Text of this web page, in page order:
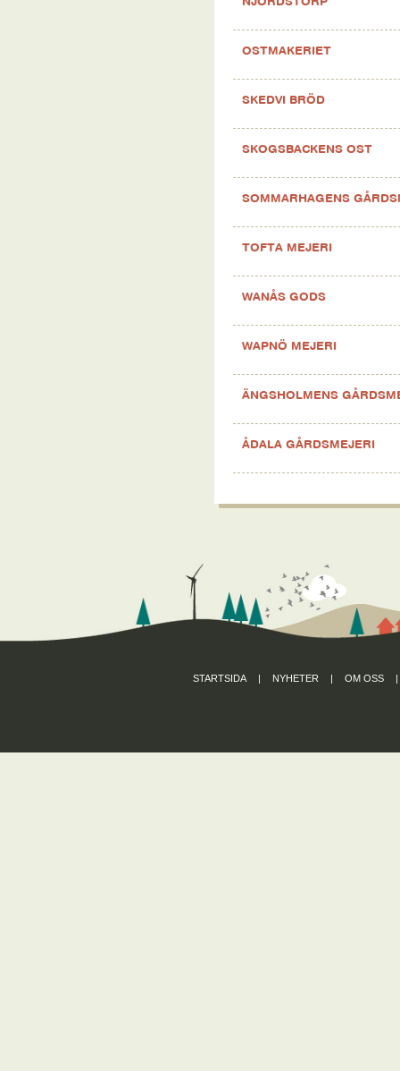
OSTMAKERIET
SKEDVI BRÖD
SKOGSBACKENS OST
SOMMARHAGENS
TOFTA MEJERI
WANÅS GODS
WAPNÖ MEJERI
ÄNGSHOLMENS
ÅDALA GÅRDSMEJERI
STARTSIDA | NYHETER | OM OSS |